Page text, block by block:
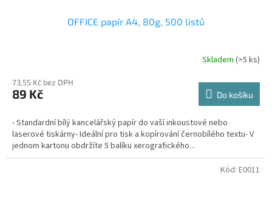
OFFICE papír A4, 80g, 500 listů
Skladem (>5 ks)
73,55 Kč bez DPH
89 Kč Do košíku
- Standardní bílý kancelářský papír do vaší inkoustové nebo
laserové tiskárny- Ideální pro tisk a kopírování černobílého textu- V
jednom kartonu obdržíte 5 balíku xerografického...
Kód: E0011